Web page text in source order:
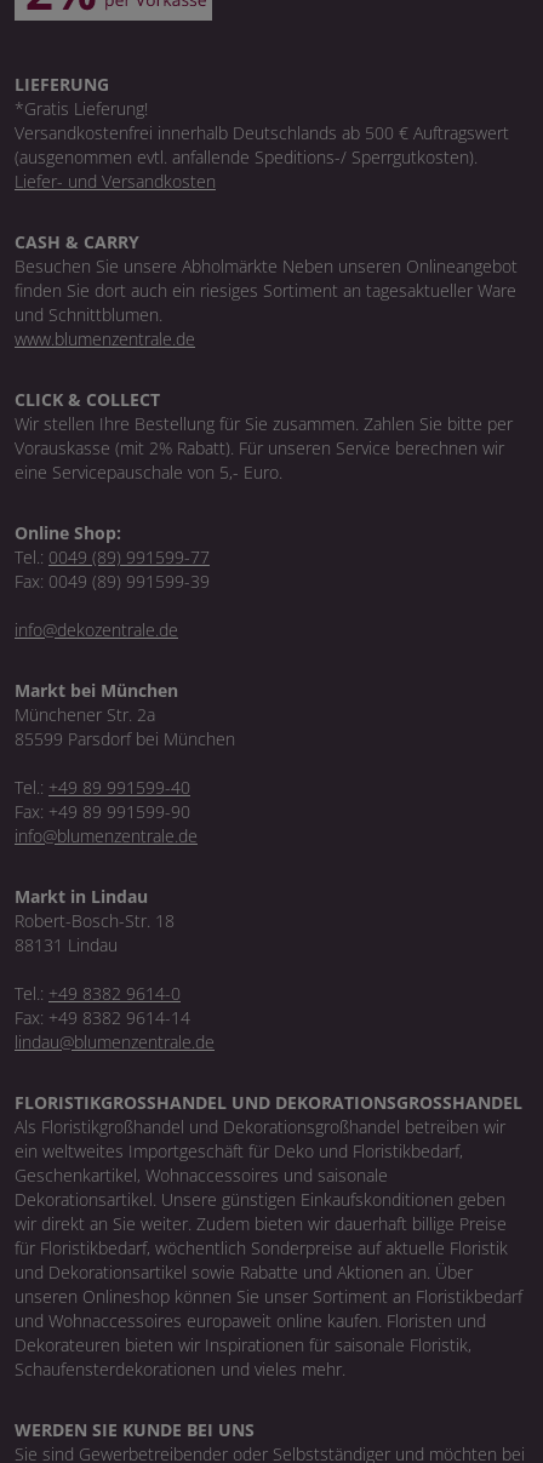
LIEFERUNG
*Gratis Lieferung!
Versandkostenfrei innerhalb Deutschlands ab 500 € Auftragswert
(ausgenommen evtl. anfallende Speditions-/ Sperrgutkosten).
Liefer- und Versandkosten
CASH & CARRY
Besuchen Sie unsere Abholmärkte Neben unseren Onlineangebot
finden Sie dort auch ein riesiges Sortiment an tagesaktueller Ware
und Schnittblumen.
www.blumenzentrale.de
CLICK & COLLECT
Wir stellen Ihre Bestellung für Sie zusammen. Zahlen Sie bitte per
Vorauskasse (mit 2% Rabatt). Für unseren Service berechnen wir
eine Servicepauschale von 5,- Euro.
Online Shop:
Tel.: 0049 (89) 991599-77
Fax: 0049 (89) 991599-39
info@dekozentrale.de
Markt bei München
Münchener Str. 2a
85599 Parsdorf bei München
Tel.: +49 89 991599-40
Fax: +49 89 991599-90
info@blumenzentrale.de
Markt in Lindau
Robert-Bosch-Str. 18
88131 Lindau
Tel.: +49 8382 9614-0
Fax: +49 8382 9614-14
lindau@blumenzentrale.de
FLORISTIKGROSSHANDEL UND DEKORATIONSGROSSHANDEL
Als Floristikgroßhandel und Dekorationsgroßhandel betreiben wir
ein weltweites Importgeschäft für Deko und Floristikbedarf,
Geschenkartikel, Wohnaccessoires und saisonale
Dekorationsartikel. Unsere günstigen Einkaufskonditionen geben
wir direkt an Sie weiter. Zudem bieten wir dauerhaft billige Preise
für Floristikbedarf, wöchentlich Sonderpreise auf aktuelle Floristik
und Dekorationsartikel sowie Rabatte und Aktionen an. Über
unseren Onlineshop können Sie unser Sortiment an Floristikbedarf
und Wohnaccessoires europaweit online kaufen. Floristen und
Dekorateuren bieten wir Inspirationen für saisonale Floristik,
Schaufensterdekorationen und vieles mehr.
WERDEN SIE KUNDE BEI UNS
Sie sind Gewerbetreibender oder Selbstständiger und möchten bei